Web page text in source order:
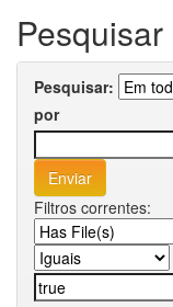
Pesquisar
Pesquisar:
por
Filtros correntes: